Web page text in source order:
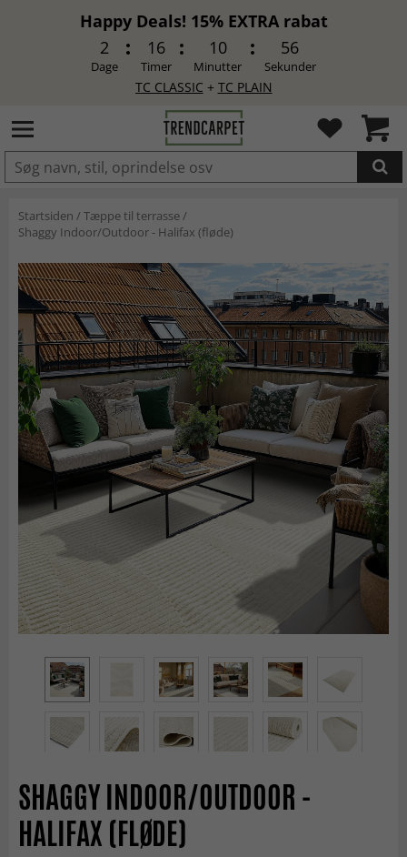
Happy Deals! 15% EXTRA rabat
2
Dage
16
Timer
10
Minutter
55
Sekunder
TC CLASSIC + TC PLAIN
LAGT I INDKØBSKURVEN.
Startsiden /Tæppe til terrasse/
Shaggy Indoor/Outdoor - Halifax (fløde)
SHAGGY INDOOR/OUTDOOR -
HALIFAX (FLØDE)